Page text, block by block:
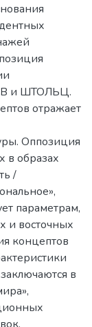
и ШТОЛЬЦ.
отражает
Оппозиция
в образах
/
параметрам,
и восточных
концептов
в